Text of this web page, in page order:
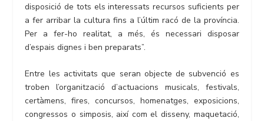
disposició de tots els interessats recursos suficients per
a fer arribar la cultura fins a l’últim racó de la província.
Per a fer-ho realitat, a més, és necessari disposar
d’espais dignes i ben preparats”.
Entre les activitats que seran objecte de subvenció es
troben l’organització d’actuacions musicals, festivals,
certàmens, fires, concursos, homenatges, exposicions,
congressos o simposis, així com el disseny, maquetació,